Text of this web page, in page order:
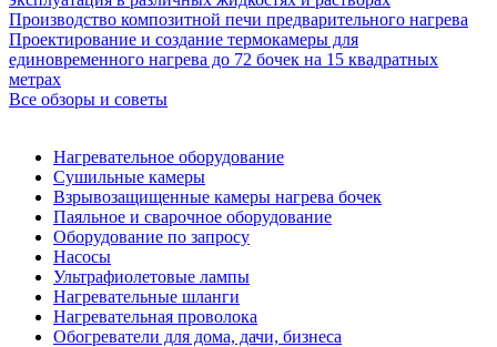
Производство композитной печи предварительного нагрева
Проектирование и создание термокамеры для
единовременного нагрева до 72 бочек на 15 квадратных
метрах
Все обзоры и советы
Нагревательное оборудование
Сушильные камеры
Взрывозащищенные камеры нагрева бочек
Паяльное и сварочное оборудование
Оборудование по запросу
Насосы
Ультрафиолетовые лампы
Нагревательные шланги
Нагревательная проволока
Обогреватели для дома, дачи, бизнеса